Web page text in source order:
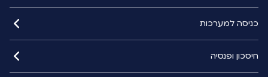
כניסה למערכות
חיסכון ופנסיה